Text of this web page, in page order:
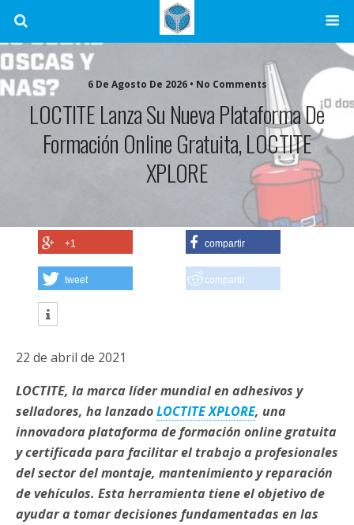
6 De Agosto De 2026 • No Comments
LOCTITE Lanza Su Nueva Plataforma De
Formación Online Gratuita, LOCTITE
XPLORE
+1 compartir
tweet compartir
22 de abril de 2021
LOCTITE, la marca líder mundial en adhesivos y
selladores, ha lanzadoLOCTITE XPLORE, una
innovadora plataforma de formación online gratuita
y certificada para facilitar el trabajo a profesionales
del sector del montaje, mantenimiento y reparación
de vehículos. Esta herramienta tiene el objetivo de
ayudar a tomar decisiones fundamentadas en las